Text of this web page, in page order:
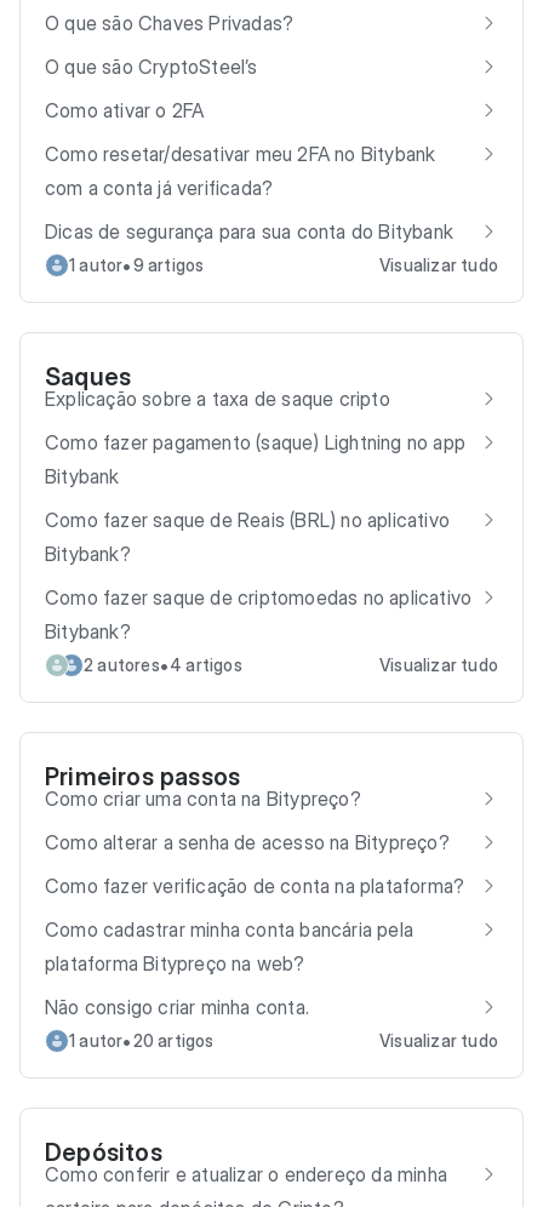
O que são Chaves Privadas?
O que são CryptoSteel’s
Como ativar o 2FA
Como resetar/desativar meu 2FA no Bitybank
com a conta já verificada?
Dicas de segurança para sua conta do Bitybank
1 autor•9 artigos Visualizar tudo
Saques
Explicação sobre a taxa de saque cripto
Como fazer pagamento (saque) Lightning no app
Bitybank
Como fazer saque de Reais (BRL) no aplicativo
Bitybank?
Como fazer saque de criptomoedas no aplicativo
Bitybank?
2 autores•4 artigos Visualizar tudo
Primeiros passos
Como criar uma conta na Bitypreço?
Como alterar a senha de acesso na Bitypreço?
Como fazer verificação de conta na plataforma?
Como cadastrar minha conta bancária pela
plataforma Bitypreço na web?
Não consigo criar minha conta.
1 autor•20 artigos Visualizar tudo
Depósitos
Como conferir e atualizar o endereço da minha